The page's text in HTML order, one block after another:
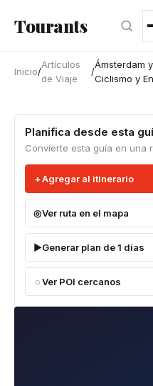
Tourants
Inicio/
Artículos
de Viaje
/
Ámsterdam
Ciclismo y
Planifica desde esta
Convierte esta guía en una
Agregar al itinerario
Ver ruta en el mapa
Generar plan de 1 días
Ver POI cercanos